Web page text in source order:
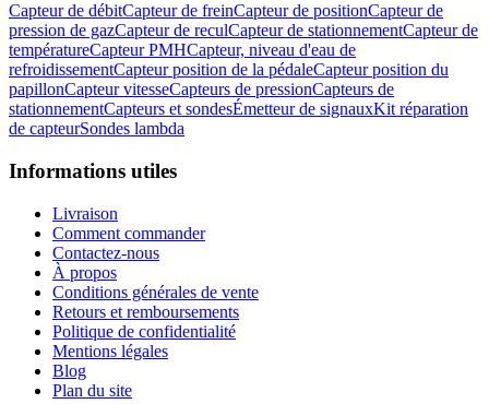
Capteur de débitCapteur de freinCapteur de positionCapteur de
pression de gazCapteur de reculCapteur de stationnementCapteur de
températureCapteur PMHCapteur, niveau d'eau de
refroidissementCapteur position de la pédaleCapteur position du
papillonCapteur vitesseCapteurs de pressionCapteurs de
stationnementCapteurs et sondesÉmetteur de signauxKit réparation
de capteurSondes lambda
Informations utiles
Livraison
Comment commander
Contactez-nous
À propos
Conditions générales de vente
Retours et remboursements
Politique de confidentialité
Mentions légales
Blog
Plan du site